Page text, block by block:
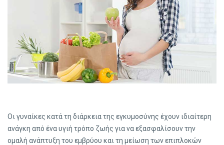
Οι γυναίκες κατά τη διάρκεια της εγκυμοσύνης έχουν ιδιαίτερη
ανάγκη από ένα υγιή τρόπο ζωής για να εξασφαλίσουν την
ομαλή ανάπτυξη του εμβρύου και τη μείωση των επιπλοκών